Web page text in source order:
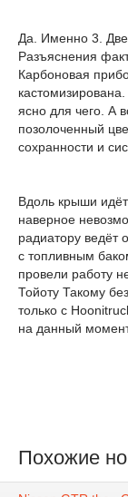
Да. Именно 3.
Разъяснения
Карбоновая
ясно для чего. А
позолоченный
сохранности и
Вдоль крыши
наверное
радиатору ведёт
с топливным
провели работу
Тойоту Такому
только с
на данный
Похожие